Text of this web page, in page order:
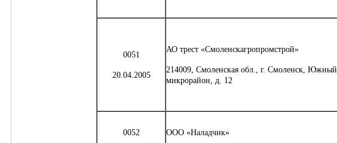
0051
20.04.2005
АО трест «Смоленскагропромстрой»
214009, Смоленская обл., г. Смоленск, Южный
микрорайон, д. 12
0052 ООО «Наладчик»